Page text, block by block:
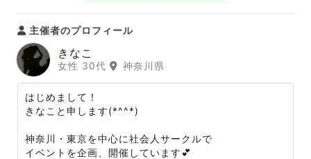
主催者のプロフィール
きなこ
女性 30代 神奈川県
はじめまして！
きなこと申します(*^^*)
神奈川・東京を中心に社会人サークルで
イベントを企画、開催しています💕